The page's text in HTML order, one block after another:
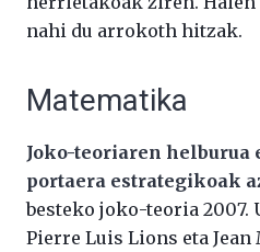
nahi du arrokoth hitzak.
Matematika
Joko-teoriaren
portaera estrategikoak
besteko joko-teoria 2007.
Pierre Luis Lions eta